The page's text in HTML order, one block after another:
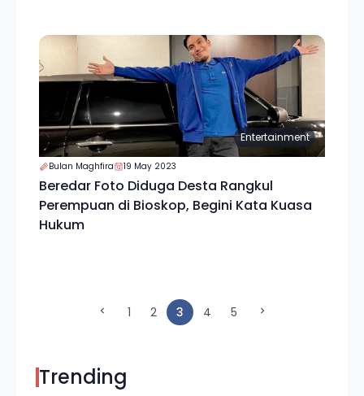
Entertainment
Bulan Maghfira 19 May 2023
Beredar Foto Diduga Desta Rangkul
Perempuan di Bioskop, Begini Kata Kuasa
Hukum
1 2 3(current)
4 5
Trending